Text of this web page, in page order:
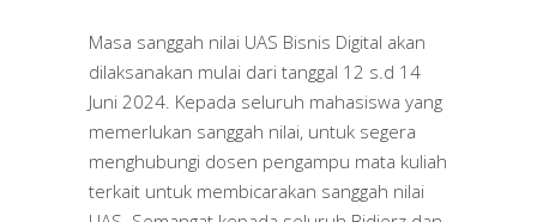
Masa sanggah nilai UAS Bisnis Digital akan
dilaksanakan mulai dari tanggal 12 s.d 14
Juni 2024. Kepada seluruh mahasiswa yang
memerlukan sanggah nilai, untuk segera
menghubungi dosen pengampu mata kuliah
terkait untuk membicarakan sanggah nilai